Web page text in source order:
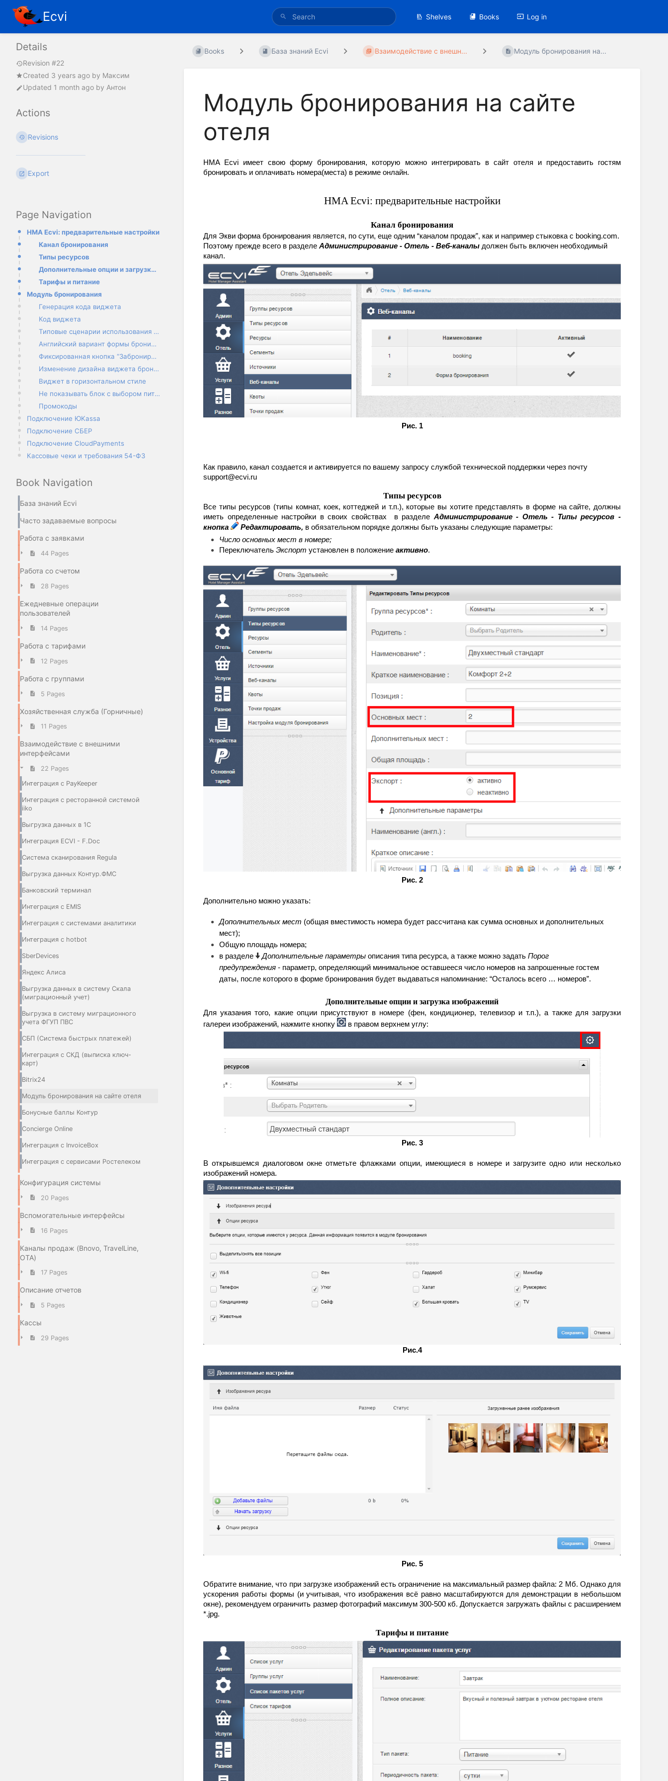
Ecvi Shelves Books Log in
Page Navigation
HMA Ecvi: предварительные настройки
Канал бронирования
Типы ресурсов
Дополнительные опции и загрузка изображений
Тарифы и питание
Модуль бронирования
Генерация кода виджета
Код виджета
Типовые сценарии использования модуля
Английский вариант формы бронирования
Фиксированная кнопка “Забронировать”
Изменение дизайна виджета бронирования
Виджет в горизонтальном стиле
Не показывать блок с выбором питания
Промокоды
Подключение ЮKassa
Подключение СБЕР
Подключение CloudPayments
Кассовые чеки и требования 54-ФЗ
Book Navigation
База знаний Ecvi
Часто задаваемые вопросы
Работа с заявками
44 Pages
Работа со счетом
28 Pages
Ежедневные операции
пользователей
14 Pages
Работа с тарифами
12 Pages
Работа с группами
5 Pages
Хозяйственная служба (Горничные)
11 Pages
Взаимодействие с внешними
интерфейсами
22 Pages
Интеграция с PayKeeper
Интеграция с ресторанной системой
iiko
Выгрузка данных в 1С
Интеграция ECVI - F.Doc
Система сканирования Regula
Выгрузка данных Контур.ФМС
Банковский терминал
Интеграция с EMIS
Интеграция с системами аналитики
Интеграция с hotbot
SberDevices
Яндекс Алиса
Выгрузка данных в систему Скала
(миграционный учет)
Выгрузка в систему миграционного
учета ФГУП ПВС
СБП (Система быстрых платежей)
Интеграция с СКД (выписка ключ-
карт)
Bitrix24
Модуль бронирования на сайте отеля
Бонусные баллы Контур
Concierge Online
Интеграция с InvoiceBox
Интеграция с сервисами Ростелеком
Конфигурация системы
20 Pages
Вспомогательные интерфейсы
16 Pages
Каналы продаж (Bnovo, TravelLine,
OTA)
17 Pages
Описание отчетов
5 Pages
Кассы
29 Pages
Books База знаний Ecvi Взаимодействие с внешн... Модуль бронирования на...
Модуль бронирования на сайте
отеля
HMA Ecvi имеет свою форму бронирования, которую можно интегрировать в сайт отеля и предоставить гостям
бронировать и оплачивать номера(места) в режиме онлайн.
HMA Ecvi: предварительные настройки
Канал бронирования
Для Экви форма бронирования является, по сути, еще одним “каналом продаж”, как и например стыковка с booking.com.
Поэтому прежде всего в разделе Администрирование - Отель - Веб-каналы должен быть включен необходимый
канал.
Рис. 1
Как правило, канал создается и активируется по вашему запросу службой технической поддержки через почту
support@ecvi.ru
Типы ресурсов
Все типы ресурсов (типы комнат, коек, коттеджей и т.п.), которые вы хотите представлять в форме на сайте, должны
иметь определенные настройки в своих свойствах  в разделе Администрирование - Отель - Типы ресурсов -
кнопка
Редактировать, в обязательном порядке должны быть указаны следующие параметры:
Число основных мест в номере;
Переключатель Экспорт установлен в положение активно.
Рис. 2
Дополнительно можно указать:
Дополнительных мест (общая вместимость номера будет рассчитана как сумма основных и дополнительных
мест);
Общую площадь номера;
в разделе
Дополнительные параметры описания типа ресурса, а также можно задать Порог
предупреждения - параметр, определяющий минимальное оставшееся число номеров на запрошенные гостем
даты, после которого в форме бронирования будет выдаваться напоминание: “Осталось всего … номеров”.
Дополнительные опции и загрузка изображений
Для указания того, какие опции присутствуют в номере (фен, кондиционер, телевизор и т.п.), а также для загрузки
галереи изображений, нажмите кнопку
в правом верхнем углу:
Рис. 3
В открывшемся диалоговом окне отметьте флажками опции, имеющиеся в номере и загрузите одно или несколько
изображений номера.
Рис.4
Рис. 5
Обратите внимание, что при загрузке изображений есть ограничение на максимальный размер файла: 2 Мб. Однако для
ускорения работы формы (и учитывая, что изображения всё равно масштабируются для демонстрации в небольшом
окне), рекомендуем ограничить размер фотографий максимум 300-500 кб. Допускается загружать файлы с расширением
*.jpg.
Тарифы и питание
Details
Revision #22
Created 3 years ago by Максим
Updated 1 month ago by Антон
Actions
Revisions
Export